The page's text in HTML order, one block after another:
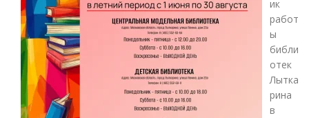
ик
работ
ы
библи
отек
Лытка
рина
в